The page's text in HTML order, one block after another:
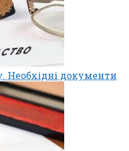
Необхідні документи